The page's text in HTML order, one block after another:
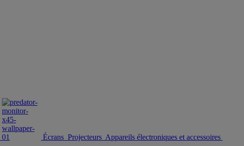
Écrans Projecteurs Appareils électroniques et accessoires